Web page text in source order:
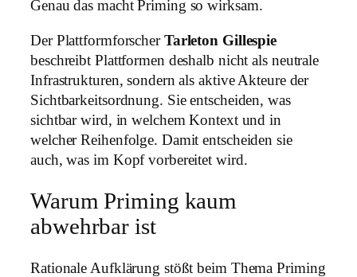
Genau das macht Priming so wirksam.
Der Plattformforscher Tarleton Gillespie
beschreibt Plattformen deshalb nicht als neutrale
Infrastrukturen, sondern als aktive Akteure der
Sichtbarkeitsordnung. Sie entscheiden, was
sichtbar wird, in welchem Kontext und in
welcher Reihenfolge. Damit entscheiden sie
auch, was im Kopf vorbereitet wird.
Warum Priming kaum
abwehrbar ist
Rationale Aufklärung stößt beim Thema Priming